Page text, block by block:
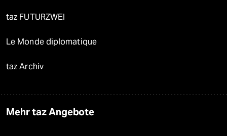
taz FUTURZWEI
Le Monde diplomatique
taz Archiv
Mehr taz Angebote